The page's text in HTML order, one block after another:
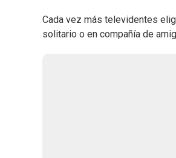
Cada vez más televidentes
solitario o en compañía de